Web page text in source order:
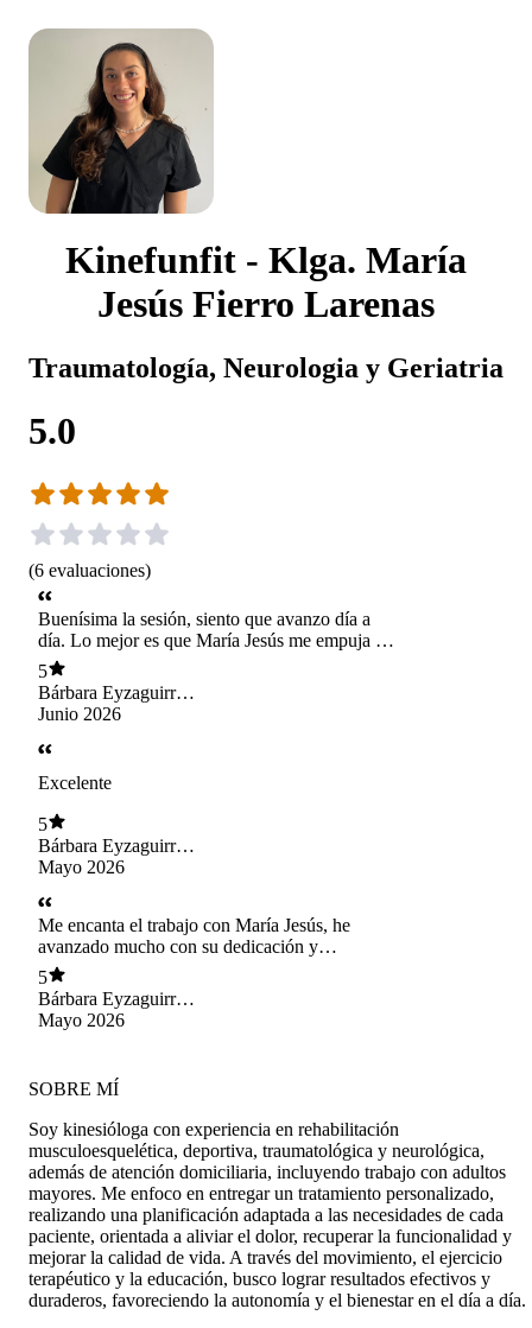
Kinefunfit - Klga. María
Jesús Fierro Larenas
Traumatología, Neurologia y Geriatria
5.0
(6 evaluaciones)
Buenísima la sesión, siento que avanzo día a
día. Lo mejor es que María Jesús me empuja a
mejorar.
5
Bárbara Eyzaguirre
Astaburuaga
Junio 2026
Excelente
5
Bárbara Eyzaguirre
Astaburuaga
Mayo 2026
Me encanta el trabajo con María Jesús, he
avanzado mucho con su dedicación y
entusiasmo.
5
Bárbara Eyzaguirre
Astaburuaga
Mayo 2026
SOBRE MÍ
Soy kinesióloga con experiencia en rehabilitación
musculoesquelética, deportiva, traumatológica y neurológica,
además de atención domiciliaria, incluyendo trabajo con adultos
mayores. Me enfoco en entregar un tratamiento personalizado,
realizando una planificación adaptada a las necesidades de cada
paciente, orientada a aliviar el dolor, recuperar la funcionalidad y
mejorar la calidad de vida. A través del movimiento, el ejercicio
terapéutico y la educación, busco lograr resultados efectivos y
duraderos, favoreciendo la autonomía y el bienestar en el día a día.